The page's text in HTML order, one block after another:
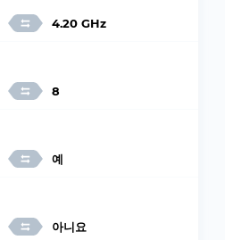
4.20 GHz
8
예
아니요